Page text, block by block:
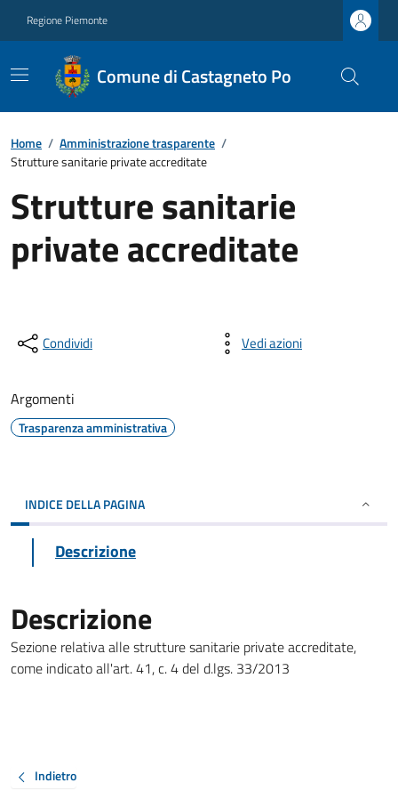
Regione Piemonte
Comune di Castagneto Po
Home / Amministrazione trasparente /
Strutture sanitarie private accreditate
Strutture sanitarie
private accreditate
Condividi Vedi azioni
Argomenti
Trasparenza amministrativa
INDICE DELLA PAGINA
Descrizione
Descrizione
Sezione relativa alle strutture sanitarie private accreditate,
come indicato all'art. 41, c. 4 del d.lgs. 33/2013
Indietro